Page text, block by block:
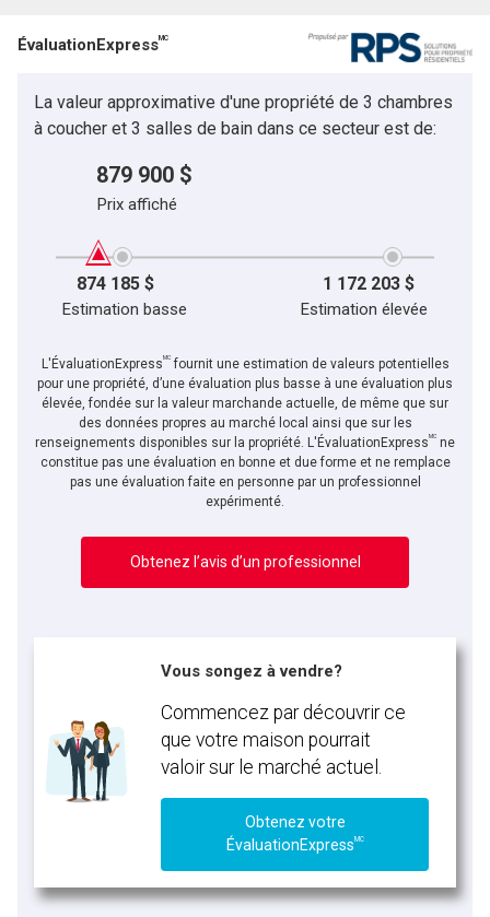
ÉvaluationExpressMC
La valeur approximative d'une propriété de 3 chambres
à coucher et 3 salles de bain dans ce secteur est de:
879 900 $
Prix affiché
874 185 $ 1 172 203 $
Estimation basse Estimation élevée
L'ÉvaluationExpressMCfournit une estimation de valeurs potentielles
pour une propriété, d’une évaluation plus basse à une évaluation plus
élevée, fondée sur la valeur marchande actuelle, de même que sur
des données propres au marché local ainsi que sur les
renseignements disponibles sur la propriété. L'ÉvaluationExpressMC ne
constitue pas une évaluation en bonne et due forme et ne remplace
pas une évaluation faite en personne par un professionnel
expérimenté.
Obtenez l’avis d’un professionnel
Vous songez à vendre?
Commencez par découvrir ce
que votre maison pourrait
valoir sur le marché actuel.
Obtenez votre
ÉvaluationExpressMC